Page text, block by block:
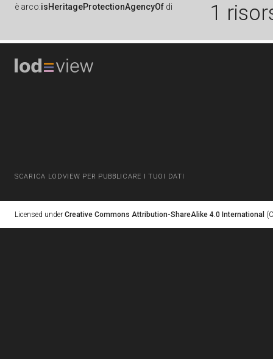
è arco:isHeritageProtectionAgencyOf di 1
SCARICA LODVIEW PER PUBBLICARE I TUOI DATI
Licensed under Creative Commons Attribution-ShareAlike 4.0 International